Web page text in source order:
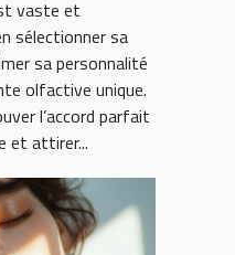
vaste et
sélectionner sa
sa personnalité
olfactive unique.
l’accord parfait
et attirer...